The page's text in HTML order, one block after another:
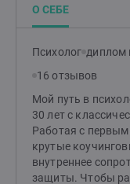
О СЕБЕ
Психолог диплом
16 отзывов
Мой путь в
30 лет с
Работая с
крутые
внутреннее
защиты. Чтобы